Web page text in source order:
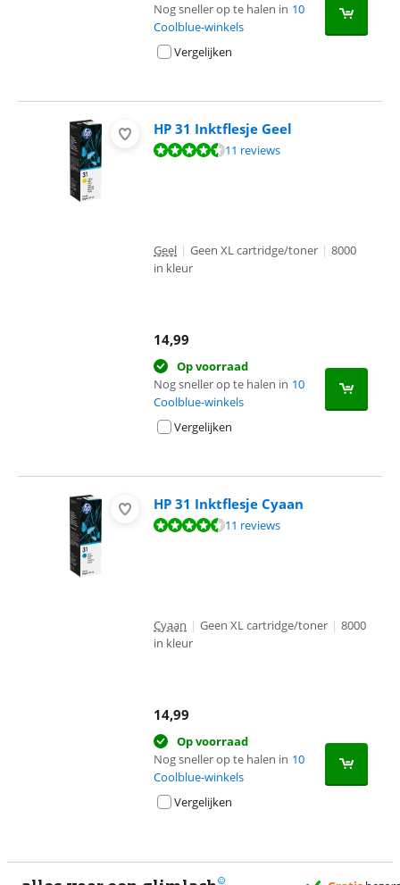
Nog sneller op te halen in 10
Coolblue-winkels
Vergelijken
HP 31 Inktflesje Geel
Beoordeling is 9,2 van de 10, gebaseerd op 11 reviews.
11 reviews
Geel | Geen XL cartridge/toner | 8000
in kleur
14,99
Op voorraad
Nog sneller op te halen in 10
Coolblue-winkels
Vergelijken
HP 31 Inktflesje Cyaan
Beoordeling is 9,2 van de 10, gebaseerd op 11 reviews.
11 reviews
Cyaan | Geen XL cartridge/toner | 8000
in kleur
14,99
Op voorraad
Nog sneller op te halen in 10
Coolblue-winkels
Vergelijken